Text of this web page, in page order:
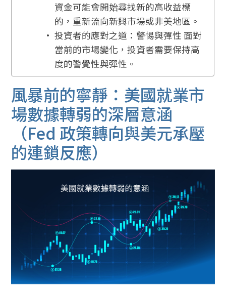
資金可能會開始尋找新的高收益標
的，重新流向新興市場或非美地區。
投資者的應對之道：警惕與彈性 面對
當前的市場變化，投資者需要保持高
度的警覺性與彈性。
風暴前的寧靜：美國就業市
場數據轉弱的深層意涵
（Fed 政策轉向與美元承壓
的連鎖反應）